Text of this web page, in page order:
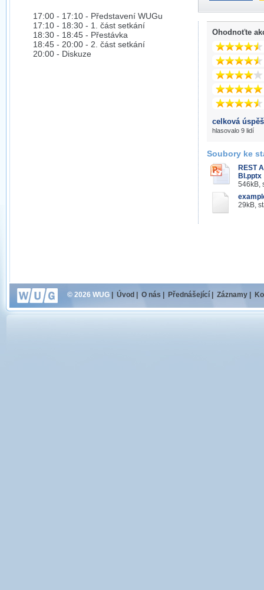
17:00 - 17:10 - Představení WUGu
17:10 - 18:30 - 1. část setkání
18:30 - 18:45 - Přestávka
18:45 - 20:00 - 2. část setkání
20:00 - Diskuze
Ohodnoťte
celková
hlasovalo 9 lidí
Soubory ke
REST
BI.pptx
546kB,
29kB,
© 2026 WUG Úvod O nás Přednášející Záznamy